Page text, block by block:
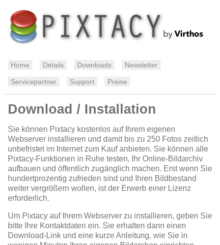
Home Details Downloads Newsletter
Servicepartner Support Preise
Download / Installation
Sie können Pixtacy kostenlos auf Ihrem eigenen
Webserver installieren und damit bis zu 250 Fotos zeitlich
unbefristet im Internet zum Kauf anbieten. Sie können alle
Pixtacy-Funktionen in Ruhe testen, Ihr Online-Bildarchiv
aufbauen und öffentlich zugänglich machen. Erst wenn Sie
hundertprozentig zufrieden sind und Ihren Bildbestand
weiter vergrößern wollen, ist der Erwerb einer Lizenz
erforderlich.
Um Pixtacy auf Ihrem Webserver zu installieren, geben Sie
bitte Ihre Kontaktdaten ein. Sie erhalten dann einen
Download-Link und eine kurze Anleitung, wie Sie in